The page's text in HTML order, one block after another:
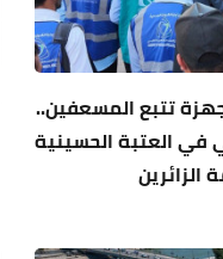
تتبع المسعفين..
في العتبة الحسينية
الزائرين